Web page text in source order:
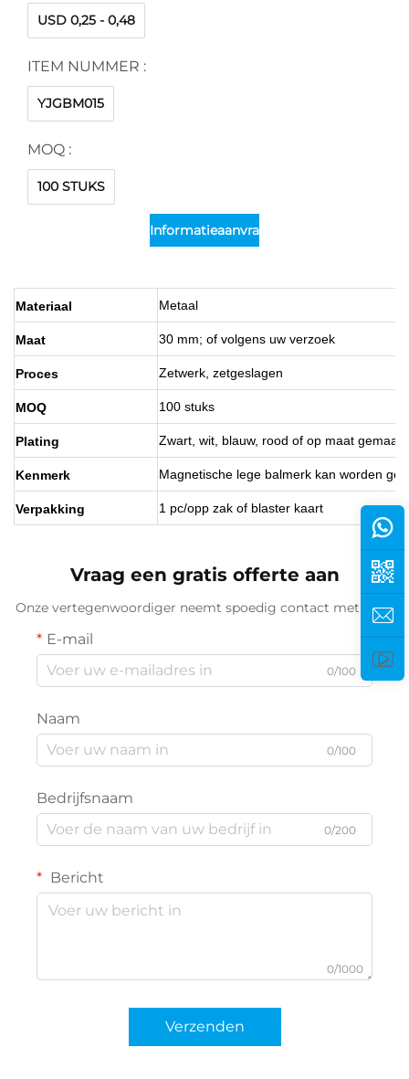
USD 0,25 - 0,48
ITEM NUMMER :
YJGBM015
MOQ :
100 STUKS
Informatieaanvraag
Materiaal Metaal
Maat 30 mm; of volgens uw verzoek
Proces Zetwerk, zetgeslagen
MOQ 100 stuks
Plating Zwart, wit, blauw, rood of op maat gemaakt
Kenmerk Magnetische lege balmerk kan worden
Verpakking 1 pc/opp zak of blaster kaart
Vraag een gratis offerte aan
Onze vertegenwoordiger neemt spoedig contact met u op.
E-mail
0/100
Naam
0/100
Bedrijfsnaam
0/200
Bericht
0/1000
Verzenden